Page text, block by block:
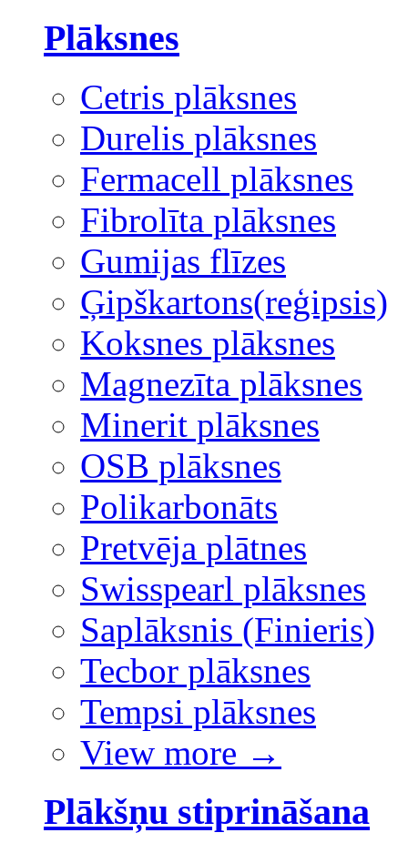
Plāksnes
Cetris plāksnes
Durelis plāksnes
Fermacell plāksnes
Fibrolīta plāksnes
Gumijas flīzes
Ģipškartons(reģipsis)
Koksnes plāksnes
Magnezīta plāksnes
Minerit plāksnes
OSB plāksnes
Polikarbonāts
Pretvēja plātnes
Swisspearl plāksnes
Saplāksnis (Finieris)
Tecbor plāksnes
Tempsi plāksnes
View more →
Plākšņu stiprināšana